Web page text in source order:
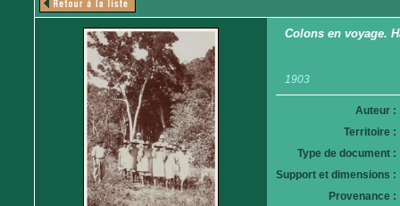
Colons en voyage.
1903
Auteur :
Territoire :
Type de document :
Support et dimensions :
Provenance :